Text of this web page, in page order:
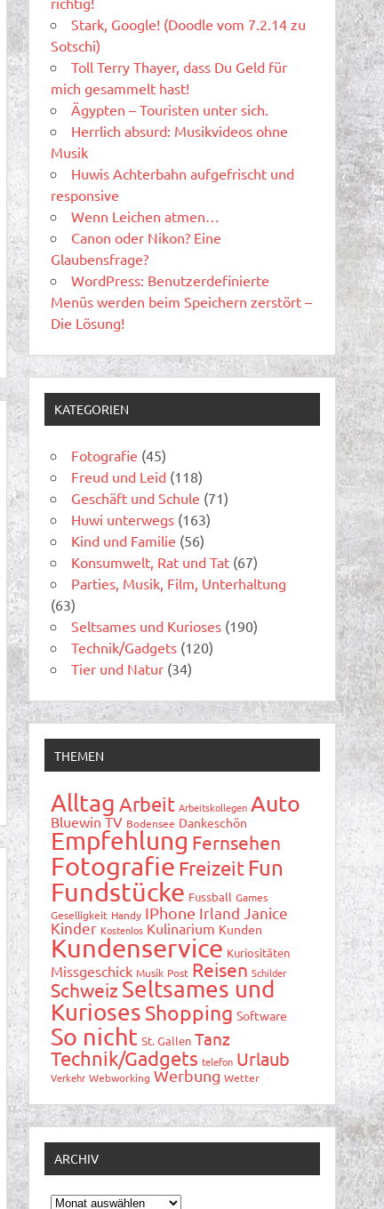
Stark, Google! (Doodle vom 7.2.14 zu
Sotschi)
Toll Terry Thayer, dass Du Geld für
mich gesammelt hast!
Ägypten – Touristen unter sich.
Herrlich absurd: Musikvideos ohne
Musik
Huwis Achterbahn aufgefrischt und
responsive
Wenn Leichen atmen…
Canon oder Nikon? Eine
Glaubensfrage?
WordPress: Benutzerdefinierte
Menüs werden beim Speichern zerstört –
Die Lösung!
KATEGORIEN
Fotografie (45)
Freud und Leid (118)
Geschäft und Schule (71)
Huwi unterwegs (163)
Kind und Familie (56)
Konsumwelt, Rat und Tat (67)
Parties, Musik, Film, Unterhaltung
(63)
Seltsames und Kurioses (190)
Technik/Gadgets (120)
Tier und Natur (34)
THEMEN
Alltag Arbeit Arbeitskollegen Auto
Bluewin TV Bodensee Dankeschön
Empfehlung Fernsehen
Fotografie Freizeit Fun
Fundstücke Fussball Games
Geselligkeit Handy IPhone Irland Janice
Kinder Kostenlos Kulinarium Kunden
Kundenservice Kuriositäten
Missgeschick Musik Post Reisen Schilder
Schweiz Seltsames und
Kurioses Shopping Software
So nicht St. Gallen Tanz
Technik/Gadgets telefon Urlaub
Verkehr Webworking Werbung Wetter
ARCHIV
Archiv